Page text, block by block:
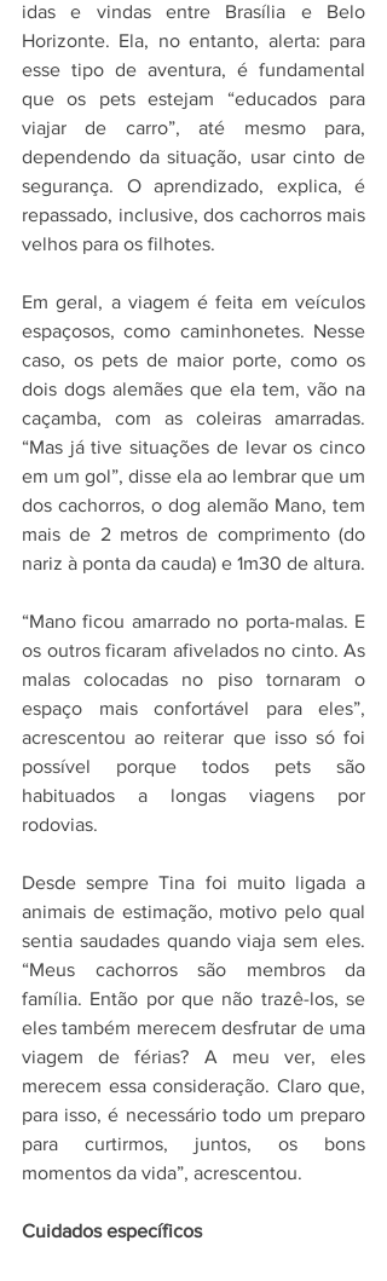
idas e vindas entre Brasília e Belo
Horizonte. Ela, no entanto, alerta: para
esse tipo de aventura, é fundamental
que os pets estejam “educados para
viajar de carro”, até mesmo para,
dependendo da situação, usar cinto de
segurança. O aprendizado, explica, é
repassado, inclusive, dos cachorros mais
velhos para os filhotes.
Em geral, a viagem é feita em veículos
espaçosos, como caminhonetes. Nesse
caso, os pets de maior porte, como os
dois dogs alemães que ela tem, vão na
caçamba, com as coleiras amarradas.
“Mas já tive situações de levar os cinco
em um gol”, disse ela ao lembrar que um
dos cachorros, o dog alemão Mano, tem
mais de 2 metros de comprimento (do
nariz à ponta da cauda) e 1m30 de altura.
“Mano ficou amarrado no porta-malas. E
os outros ficaram afivelados no cinto. As
malas colocadas no piso tornaram o
espaço mais confortável para eles”,
acrescentou ao reiterar que isso só foi
possível porque todos pets são
habituados a longas viagens por
rodovias.
Desde sempre Tina foi muito ligada a
animais de estimação, motivo pelo qual
sentia saudades quando viaja sem eles.
“Meus cachorros são membros da
família. Então por que não trazê-los, se
eles também merecem desfrutar de uma
viagem de férias? A meu ver, eles
merecem essa consideração. Claro que,
para isso, é necessário todo um preparo
para curtirmos, juntos, os bons
momentos da vida”, acrescentou.
Cuidados específicos